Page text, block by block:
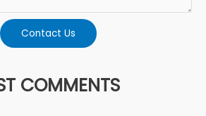
Contact Us
COMMENTS